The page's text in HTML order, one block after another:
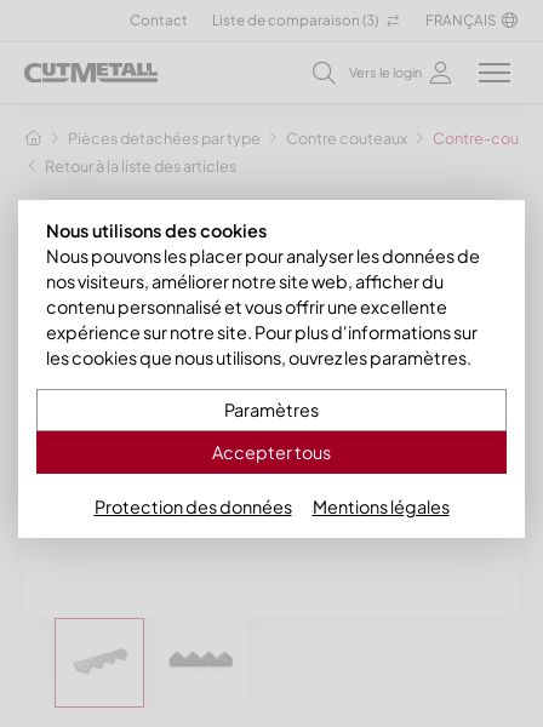
Contact Liste de comparaison (3) FRANÇAIS
Vers le login
Pièces detachées par type Contre couteaux
Contre-
Retour à la liste des articles
Nous utilisons des cookies
Nous pouvons les placer pour analyser les données de
nos visiteurs, améliorer notre site web, afficher du
contenu personnalisé et vous offrir une excellente
expérience sur notre site. Pour plus d'informations sur
les cookies que nous utilisons, ouvrez les paramètres.
Paramètres
Accepter tous
Protection des données Mentions légales